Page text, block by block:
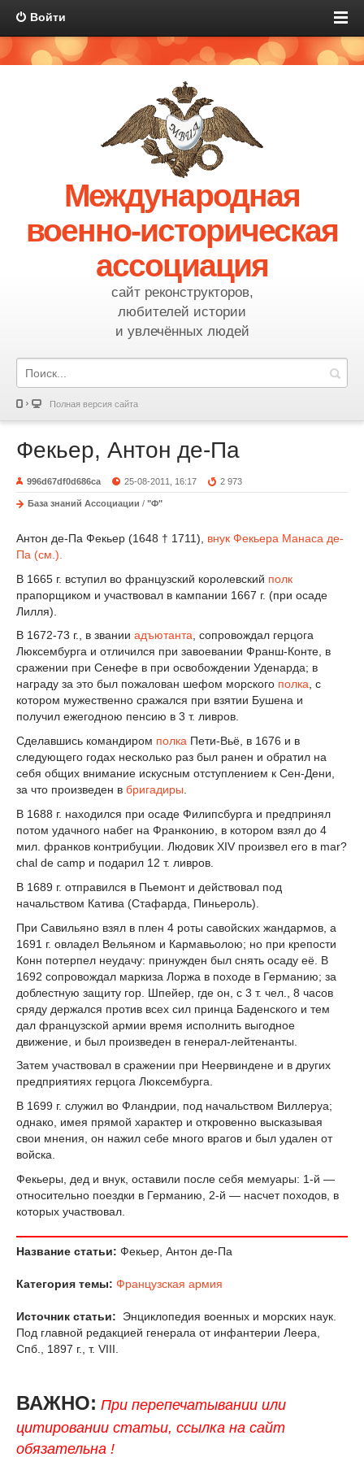
Войти
Международная
военно-историческая
ассоциация
сайт реконструкторов,
любителей истории
и увлечённых людей
Полная версия сайта
Фекьер, Антон де-Па
996d67df0d686ca 25-08-2011, 16:17 2 973
База знаний Ассоциации / "Ф"
Антон де-Па Фекьер (1648 † 1711),
внук Фекьера Манаса де-
Па (см.).
В 1665 г. вступил во французский королевский полк
прапорщиком и участвовал в кампании 1667 г. (при осаде
Лилля).
В 1672-73 г., в звании адъютанта, сопровождал герцога
Люксембурга и отличился при завоевании Франш-Конте, в
сражении при Сенефе в при освобождении Уденарда; в
награду за это был пожалован шефом морского полка, с
котором мужественно сражался при взятии Бушена и
получил ежегодною пенсию в 3 т. ливров.
Сделавшись командиром полка Пети-Вьё, в 1676 и в
следующего годах несколько раз был ранен и обратил на
себя общих внимание искусным отступлением к Сен-Дени,
за что произведен в бригадиры
В 1688 г. находился при осаде Филипсбурга и предпринял
потом удачного набег на Франконию, в котором взял до 4
мил. франков контрибуции. Людовик XIV произвел его в mar?
chal de camp и подарил 12 т. ливров.
В 1689 г. отправился в Пьемонт и действовал под
начальством Катива (Стафарда, Пиньероль).
При Савильяно взял в плен 4 роты савойских жандармов, а
1691 г. овладел Вельяном и Кармавьолою; но при крепости
Конн потерпел неудачу: принужден был снять осаду её. В
1692 сопровождал маркиза Лоржа в походе в Германию; за
доблестную защиту гор. Шпейер, где он, с 3 т. чел., 8 часов
сряду держался против всех сил принца Баденского и тем
дал французской армии время исполнить выгодное
движение, и был произведен в генерал-лейтенанты.
Затем участвовал в сражении при Неервиндене и в других
предприятиях герцога Люксембурга.
В 1699 г. служил во Фландрии, под начальством Виллеруа;
однако, имея прямой характер и откровенно высказывая
свои мнения, он нажил себе много врагов и был удален от
войска.
Фекьеры, дед и внук, оставили после себя мемуары: 1-й —
относительно поездки в Германию, 2-й — насчет походов, в
которых участвовал.
Название статьи: Фекьер, Антон де-Па
Категория темы: Французская армия
Источник статьи:
Энциклопедия военных и морских наук.
Под главной редакцией генерала от инфантерии Леера,
Спб., 1897 г., т. VIII.
ВАЖНО: При перепечатывании или
цитировании статьи, ссылка на сайт
обязательна !